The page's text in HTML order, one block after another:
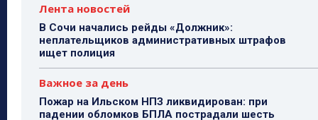
Лента новостей
В Сочи начались рейды «Должник»:
неплательщиков административных штрафов
ищет полиция
Важное за день
Пожар на Ильском НПЗ ликвидирован: при
падении обломков БПЛА пострадали шесть